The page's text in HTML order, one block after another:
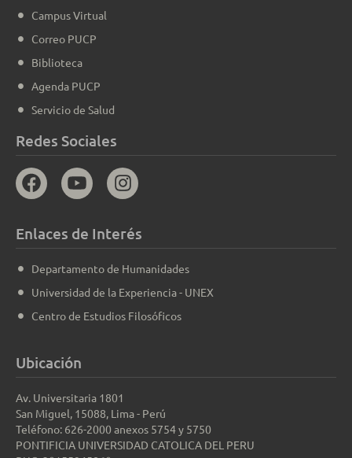
Campus Virtual
Correo PUCP
Biblioteca
Agenda PUCP
Servicio de Salud
Redes Sociales
Enlaces de Interés
Departamento de Humanidades
Universidad de la Experiencia - UNEX
Centro de Estudios Filosóficos
Ubicación
Av. Universitaria 1801
San Miguel, 15088, Lima - Perú
Teléfono: 626-2000 anexos 5754 y 5750
PONTIFICIA UNIVERSIDAD CATOLICA DEL PERU